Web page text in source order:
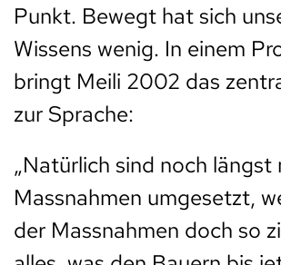
Punkt. Bewegt hat sich
Wissens wenig. In einem
bringt Meili 2002 das
zur Sprache:
„Natürlich sind noch längst
Massnahmen umgesetzt,
der Massnahmen doch so